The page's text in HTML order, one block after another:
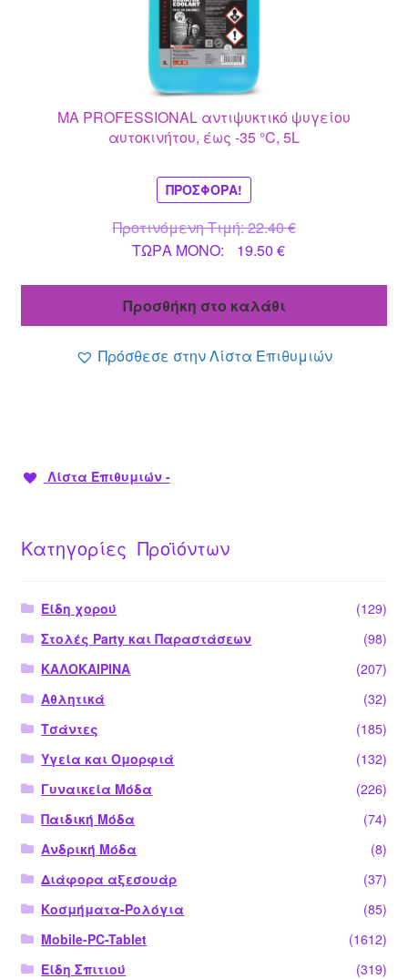
MA PROFESSIONAL αντιψυκτικό ψυγείου
αυτοκινήτου, έως -35 °C, 5L
ΠΡΟΣΦΟΡΆ!
Προτινόμενη Τιμή:22.40€Original
ΤΩΡΑ MONO: 19.50 €Η
είναι:
Προσθήκη στο καλάθι
Πρόσθεσε στην Λίστα Επιθυμιών
Λίστα Επιθυμιών -
Κατηγορίες Προϊόντων
Είδη χορού
(129)
Στολές Party και Παραστάσεων
(98)
ΚΑΛΟΚΑΙΡΙΝΑ
(207)
Αθλητικά
(32)
Τσάντες
(185)
Υγεία και Ομορφιά
(132)
Γυναικεία Μόδα
(226)
Παιδική Μόδα
(74)
Ανδρική Μόδα
(8)
Διάφορα αξεσουάρ
(37)
Κοσμήματα-Ρολόγια
(85)
Mobile-PC-Tablet
(1612)
Είδη Σπιτιού
(319)